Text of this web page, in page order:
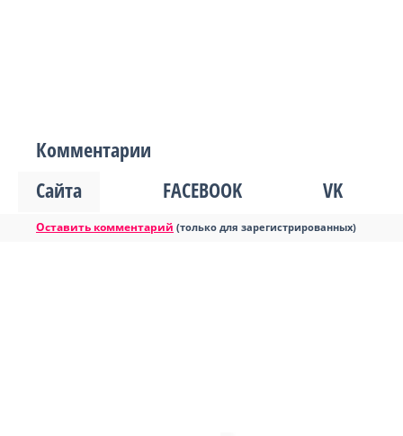
Комментарии
Сайта
FACEBOOK VK
Оставить комментарий (только для зарегистрированных)